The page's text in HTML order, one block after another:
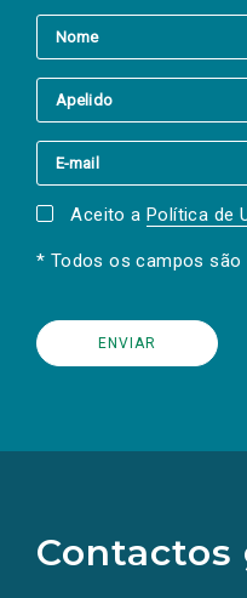
Aceito a Política de
* Todos os campos são
Contactos
redes
sociais